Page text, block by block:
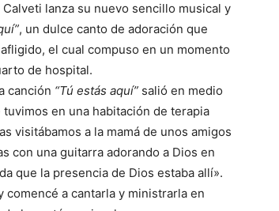
lanza su nuevo sencillo musical y
, un dulce canto de adoración que
el cual compuso en un momento
de hospital.
canción “Tú estás aquí” salió en medio
en una habitación de terapia
visitábamos a la mamá de unos amigos
con una guitarra adorando a Dios en
que la presencia de Dios estaba allí».
comencé a cantarla y ministrarla en